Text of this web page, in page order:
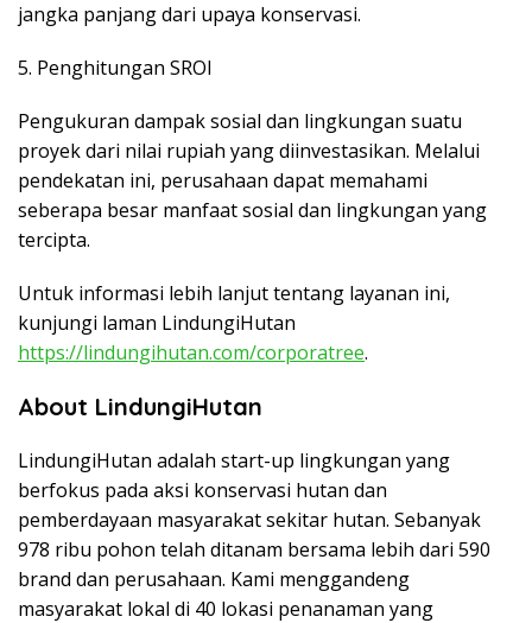
jangka panjang dari upaya konservasi.
5. Penghitungan SROI
Pengukuran dampak sosial dan lingkungan suatu
proyek dari nilai rupiah yang diinvestasikan. Melalui
pendekatan ini, perusahaan dapat memahami
seberapa besar manfaat sosial dan lingkungan yang
tercipta.
Untuk informasi lebih lanjut tentang layanan ini,
kunjungi laman LindungiHutan
https://lindungihutan.com/corporatree.
About LindungiHutan
LindungiHutan adalah start-up lingkungan yang
berfokus pada aksi konservasi hutan dan
pemberdayaan masyarakat sekitar hutan. Sebanyak
978 ribu pohon telah ditanam bersama lebih dari 590
brand dan perusahaan. Kami menggandeng
masyarakat lokal di 40 lokasi penanaman yang